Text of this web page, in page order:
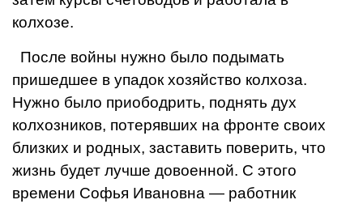
колхозе.
После войны нужно было подымать
пришедшее в упадок хозяйство колхоза.
Нужно было приободрить, поднять дух
колхозников, потерявших на фронте своих
близких и родных, за­ставить поверить, что
жизнь будет лучше довоенной. С этого
времени Софья Ивановна — ра­ботник